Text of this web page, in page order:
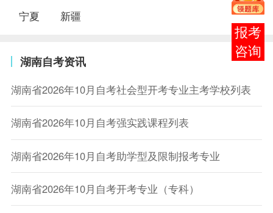
宁夏
新疆
湖南自考资讯
湖南省2026年10月自考社会型开考专业主考学校列表
湖南省2026年10月自考强实践课程列表
湖南省2026年10月自考助学型及限制报考专业
湖南省2026年10月自考开考专业（专科）
在线
客服